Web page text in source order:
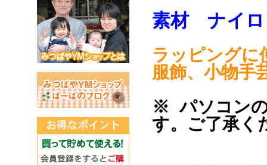
素材 ナ
ラッピングに
服飾、小物手
※ パソコンの
す。ご了承く